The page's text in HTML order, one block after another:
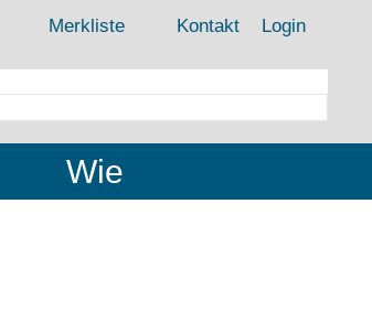
Merkliste Kontakt Login
Wie